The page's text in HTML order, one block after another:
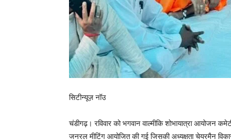
सिटीन्यूज़ नॉउ
चंडीगढ़। रविवार को भगवान वाल्मीकि शोभायात्रा आयोजन
जनरल मीटिंग आयोजित की गई जिसकी अध्यक्षता चेयरमैन